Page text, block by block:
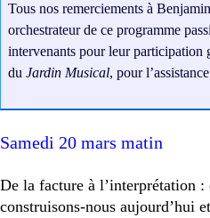
Tous nos remerciements à
orchestrateur de ce programme
intervenants pour leur participation
du Jardin Musical, pour
Samedi 20 mars matin
De la facture à l’interprétation :
construisons-nous aujourd’hui